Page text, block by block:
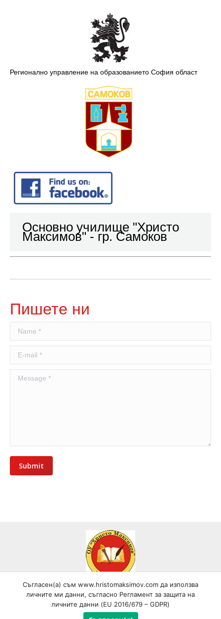
Регионално управление на образованието София област
Основно училище "Христо
Максимов" - гр. Самоков
Пишете ни
Name *
E-mail *
Message *
Submit
Всички текстови, графични и видео материали, публикувани в
сайта, са собственост на ОУ "Христо Максимов", гр. Самоков,
освен ако изрично не е посочено друго и са под закрила на
Закона за авторското право и сродните му права! © Copyright
Съгласен(а) съм www.hristomaksimov.com да използва
личните ми данни, съгласно Регламент за защита на
личните данни (EU 2016/679 – GDPR)